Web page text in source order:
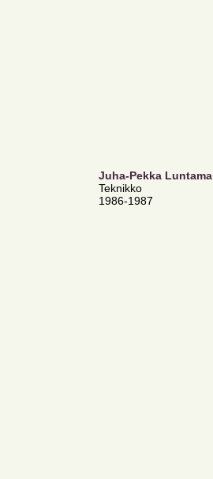
Juha-Pekka Luntama
Teknikko
1986-1987